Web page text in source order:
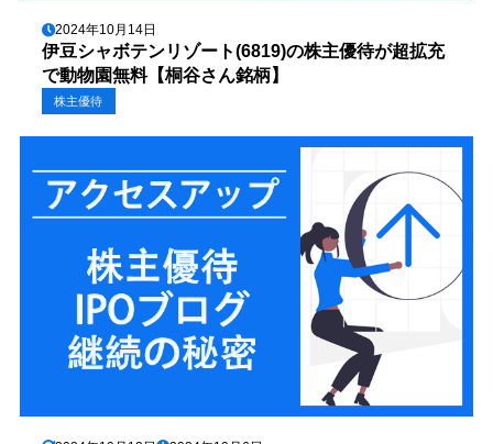
2024年10月14日
伊豆シャボテンリゾート(6819)の株主優待が超拡充
で動物園無料【桐谷さん銘柄】
株主優待